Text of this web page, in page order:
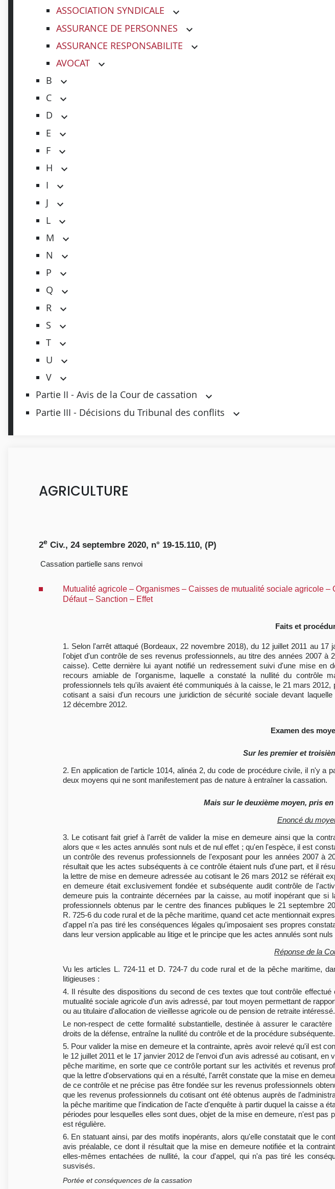
ASSOCIATION SYNDICALE
ASSURANCE DE PERSONNES
ASSURANCE RESPONSABILITE
AVOCAT
B
C
D
E
F
H
I
J
L
M
N
P
Q
R
S
T
U
V
Partie II - Avis de la Cour de cassation
Partie III - Décisions du Tribunal des conflits
AGRICULTURE
2e Civ., 24 septembre 2020, n° 19-15.110, (P)
Cassation partielle sans renvoi
Mutualité agricole – Organismes – Caisses de mutualité sociale agricole
Défaut – Sanction – Effet
Faits et
1. Selon l'arrêt attaqué (Bordeaux, 22 novembre 2018), du 12 juillet 2011 au
l'objet d'un contrôle de ses revenus professionnels, au titre des années 2007
caisse). Cette dernière lui ayant notifié un redressement suivi d'une mise
recours amiable de l'organisme, laquelle a constaté la nullité du contrôle
professionnels tels qu'ils avaient été communiqués à la caisse, le 21 mars
cotisant a saisi d'un recours une juridiction de sécurité sociale devant
12 décembre 2012.
Examen des
Sur les premier et
2. En application de l'article 1014, alinéa 2, du code de procédure civile, il n'y a
deux moyens qui ne sont manifestement pas de nature à entraîner la cassation.
Mais sur le deuxième moyen, pris
Enoncé du
3. Le cotisant fait grief à l'arrêt de valider la mise en demeure ainsi que la
alors que « les actes annulés sont nuls et de nul effet ; qu'en l'espèce, il est
un contrôle des revenus professionnels de l'exposant pour les années 2007 à
résultait que les actes subséquents à ce contrôle étaient nuls d'une part, et il
la lettre de mise en demeure adressée au cotisant le 26 mars 2012 se référait
en demeure était exclusivement fondée et subséquente audit contrôle de
demeure puis la contrainte décernées par la caisse, au motif inopérant que
professionnels obtenus par le centre des finances publiques le 21 septembre
R. 725-6 du code rural et de la pêche maritime, quand cet acte mentionnait
d'appel n'a pas tiré les conséquences légales qu'imposaient ses propres
dans leur version applicable au litige et le principe que les actes annulés sont nuls
Réponse de la
Vu les articles L. 724-11 et D. 724-7 du code rural et de la pêche maritime,
litigieuses :
4. Il résulte des dispositions du second de ces textes que tout contrôle
mutualité sociale agricole d'un avis adressé, par tout moyen permettant de
ou au titulaire d'allocation de vieillesse agricole ou de pension de retraite intéressé.
Le non-respect de cette formalité substantielle, destinée à assurer le
droits de la défense, entraîne la nullité du contrôle et de la procédure subséquente.
5. Pour valider la mise en demeure et la contrainte, après avoir relevé qu'il est
le 12 juillet 2011 et le 17 janvier 2012 de l'envoi d'un avis adressé au cotisant,
pêche maritime, en sorte que ce contrôle portant sur les activités et revenus
que la lettre d'observations qui en a résulté, l'arrêt constate que la mise en
de ce contrôle et ne précise pas être fondée sur les revenus professionnels
que les revenus professionnels du cotisant ont été obtenus auprès de
la pêche maritime que l'indication de l'acte d'enquête à partir duquel la caisse a
périodes pour lesquelles elles sont dues, objet de la mise en demeure, n'est
est régulière.
6. En statuant ainsi, par des motifs inopérants, alors qu'elle constatait que le
avis préalable, ce dont il résultait que la mise en demeure notifiée et la
elles-mêmes entachées de nullité, la cour d'appel, qui n'a pas tiré les
susvisés.
Portée et conséquences de la cassation